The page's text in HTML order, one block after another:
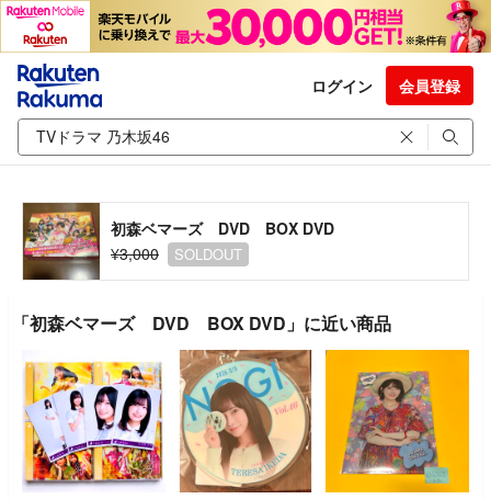
ログイン 会員登録
初森ベマーズ DVD BOX DVD
¥3,000
SOLDOUT
「初森ベマーズ DVD BOX DVD」に近い商品